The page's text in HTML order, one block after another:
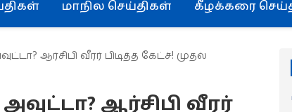
மாநில செய்திகள் கீழக்கரை
ஆர்சிபி வீரர் பிடித்த கேட்ச்! முதல்
அவுட்டா? ஆர்சிபி வீரர்